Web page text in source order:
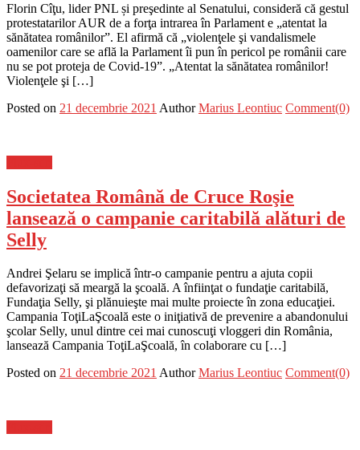
Florin Cîţu, lider PNL și preşedinte al Senatului, consideră că gestul
protestatarilor AUR de a forţa intrarea în Parlament e „atentat la
sănătatea românilor”. El afirmă că „violenţele şi vandalismele
oamenilor care se află la Parlament îi pun în pericol pe românii care
nu se pot proteja de Covid-19”. „Atentat la sănătatea românilor!
Violenţele şi […]
Posted on 21 decembrie 2021 Author Marius Leontiuc Comment(0)
Societatea Română de Cruce Roşie
lansează o campanie caritabilă alături de
Selly
Andrei Şelaru se implică într-o campanie pentru a ajuta copii
defavorizaţi să meargă la şcoală. A înfiinţat o fundaţie caritabilă,
Fundaţia Selly, şi plănuieşte mai multe proiecte în zona educaţiei.
Campania ToţiLaŞcoală este o iniţiativă de prevenire a abandonului
şcolar Selly, unul dintre cei mai cunoscuţi vloggeri din România,
lansează Campania ToţiLaŞcoală, în colaborare cu […]
Posted on 21 decembrie 2021 Author Marius Leontiuc Comment(0)